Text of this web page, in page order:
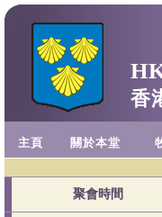
香
主頁 關於本堂
聚會時間